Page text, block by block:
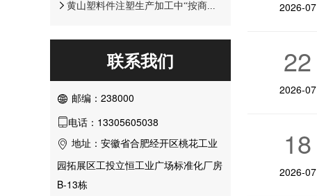
联系我们
 邮编：238000
电话：13305605038
 地址：安徽省合肥经开区桃花工业
园拓展区工投立恒工业广场标准化厂房
B-13栋
2026-07
22
2026-07
18
2026-07